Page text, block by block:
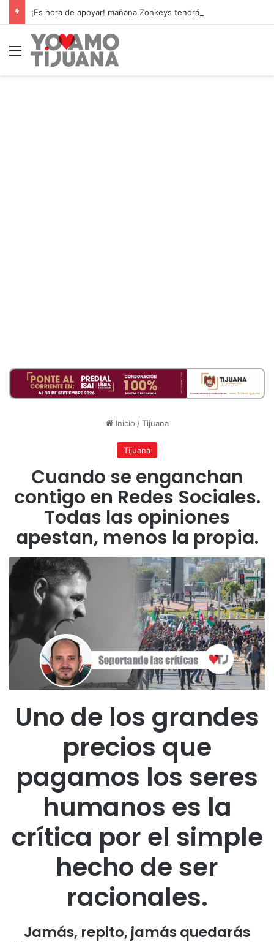
Menú
Inicio / Tijuana
Tijuana
Cuando se enganchan
contigo en Redes Sociales.
Todas las opiniones
apestan, menos la propia.
Uno de los grandes
precios que
pagamos los seres
humanos es la
crítica por el simple
hecho de ser
racionales.
Jamás, repito, jamás quedarás